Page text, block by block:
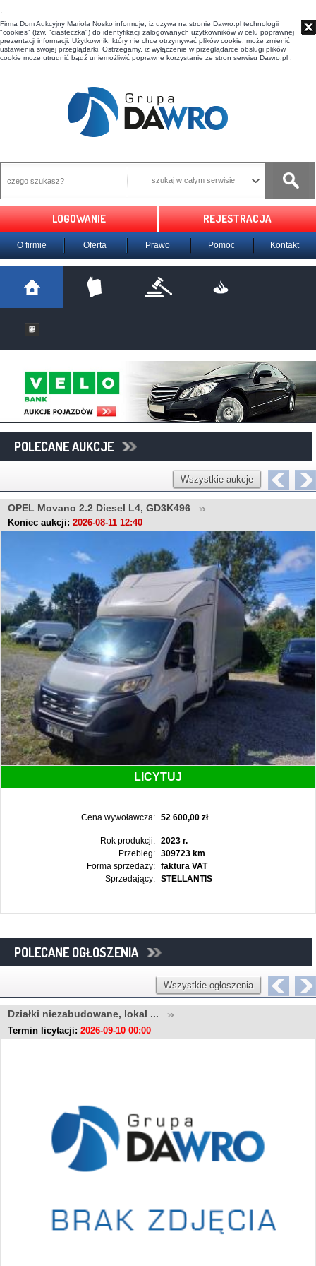
t
Firma Dom Aukcyjny Mariola Nosko informuje, iż używa na stronie Dawro.pl technologii
"cookies" (tzw. "ciasteczka") do identyfikacji zalogowanych użytkowników w celu poprawnej
prezentacji informacji. Użytkownik, który nie chce otrzymywać plików cookie, może zmienić
ustawienia swojej przeglądarki. Ostrzegamy, iż wyłączenie w przeglądarce obsługi plików
cookie może utrudnić bądź uniemożliwić poprawne korzystanie ze stron serwisu Dawro.pl .
szukaj w całym serwisie
LOGOWANIE REJESTRACJA
O firmie Oferta Prawo Pomoc Kontakt
POLECANE AUKCJE
Wszystkie aukcje
OPEL Movano 2.2 Diesel L4, GD3K496
Koniec aukcji: 2026-08-11 12:40
LICYTUJ
Cena wywoławcza: 52 600,00 zł
Rok produkcji:
2023 r.
Przebieg:
309723 km
Forma sprzedaży:
faktura VAT
Sprzedający:
STELLANTIS
POLECANE OGŁOSZENIA
Wszystkie ogłoszenia
Działki niezabudowane, lokal ...
Termin licytacji: 2026-09-10 00:00